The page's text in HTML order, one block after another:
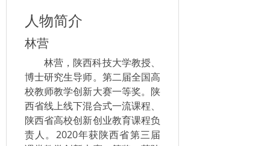
人物简介
林营
林营，陕西科技大学教授、
博士研究生导师。第二届全国高
校教师教学创新大赛一等奖。陕
西省线上线下混合式一流课程、
陕西省高校创新创业教育课程负
责人。2020年获陕西省第三届